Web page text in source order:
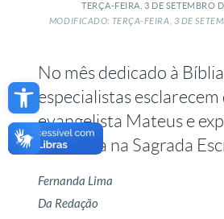
Open toolbar
TERÇA-FEIRA, 3 DE SETEMBRO
MODIFICADO: TERÇA-FEIRA, 3 DE
No mês dedicado à
especialistas
evangelista Mateus e
narrativa na Sagrada
Fernanda Lima
Da Redação